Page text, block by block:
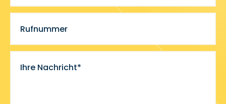
Rufnummer
Ihre Nachricht*